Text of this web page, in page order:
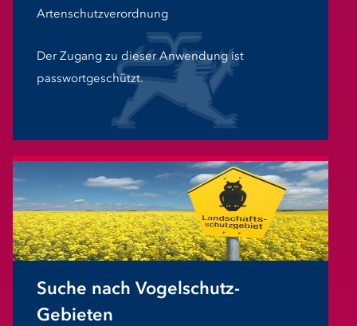
Artenschutzverordnung
Der Zugang zu dieser Anwendung ist
passwortgeschützt.
Suche nach Vogelschutz-
Gebieten